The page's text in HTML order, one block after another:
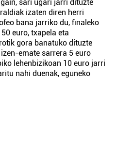
sari ugari jarri dituzte
izaten diren herri
bana jarriko du, finaleko
euro, txapela eta
gora banatuko dituzte
emate sarrera 5 euro
lehenbizikoan 10 euro jarri
nahi duenak, eguneko